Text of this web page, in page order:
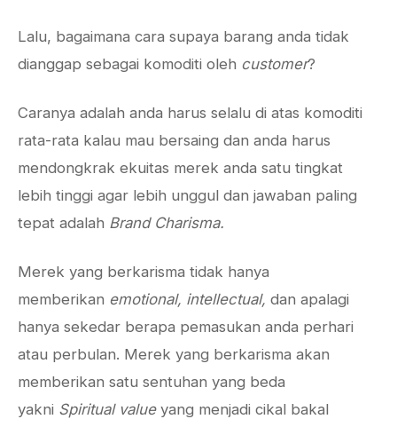
Lalu, bagaimana cara supaya barang anda tidak
dianggap sebagai komoditi oleh customer?
Caranya adalah anda harus selalu di atas komoditi
rata-rata kalau mau bersaing dan anda harus
mendongkrak ekuitas merek anda satu tingkat
lebih tinggi agar lebih unggul dan jawaban paling
tepat adalah Brand Charisma.
Merek yang berkarisma tidak hanya
memberikan emotional, intellectual, dan apalagi
hanya sekedar berapa pemasukan anda perhari
atau perbulan. Merek yang berkarisma akan
memberikan satu sentuhan yang beda
yakni Spiritual valueyang menjadi cikal bakal